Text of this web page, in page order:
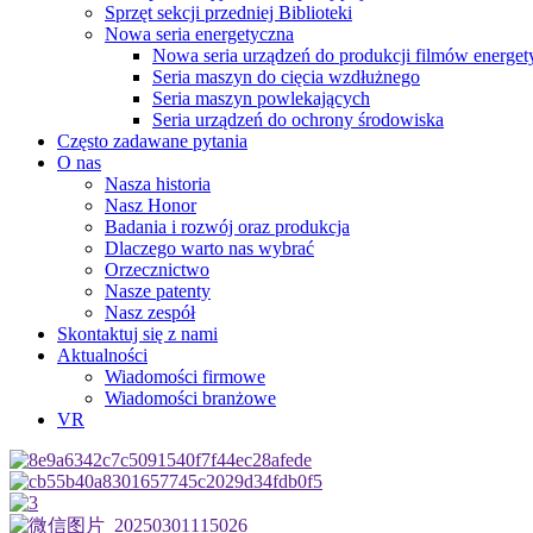
Sprzęt sekcji przedniej Biblioteki
Nowa seria energetyczna
Nowa seria urządzeń do produkcji filmów
Seria maszyn do cięcia wzdłużnego
Seria maszyn powlekających
Seria urządzeń do ochrony środowiska
Często zadawane pytania
O nas
Nasza historia
Nasz Honor
Badania i rozwój oraz produkcja
Dlaczego warto nas wybrać
Orzecznictwo
Nasze patenty
Nasz zespół
Skontaktuj się z nami
Aktualności
Wiadomości firmowe
Wiadomości branżowe
VR